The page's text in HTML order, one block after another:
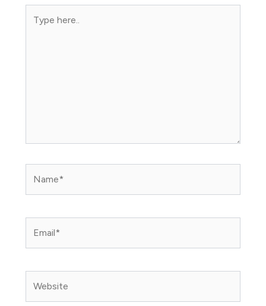
here..